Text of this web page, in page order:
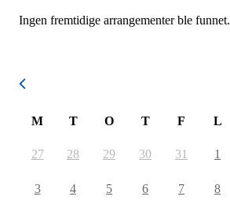
Ingen fremtidige arrangementer ble funnet.
M T O T F L
27 28 29 30 31 1
3 4 5 6 7 8